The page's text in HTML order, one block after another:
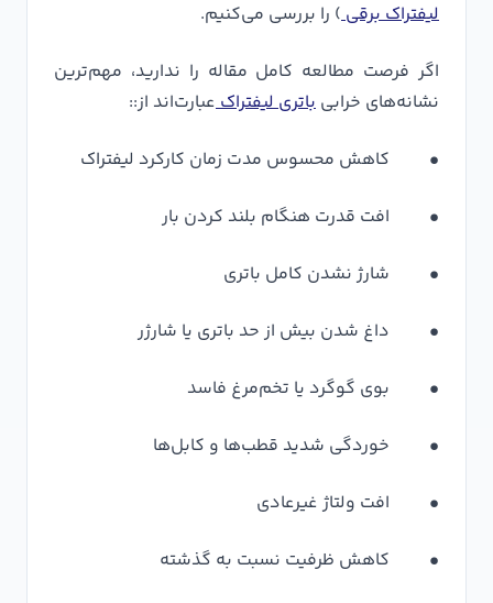
لیفتراک برقی) را بررسی می‌کنیم.
اگر فرصت مطالعه کامل مقاله را ندارید، مهم‌ترین
نشانه‌های خرابی باتری لیفتراکعبارت‌اند از::
• کاهش محسوس مدت زمان کارکرد لیفتراک
• افت قدرت هنگام بلند کردن بار
• شارژ نشدن کامل باتری
• داغ شدن بیش از حد باتری یا شارژر
• بوی گوگرد یا تخم‌مرغ فاسد
• خوردگی شدید قطب‌ها و کابل‌ها
• افت ولتاژ غیرعادی
• کاهش ظرفیت نسبت به گذشته